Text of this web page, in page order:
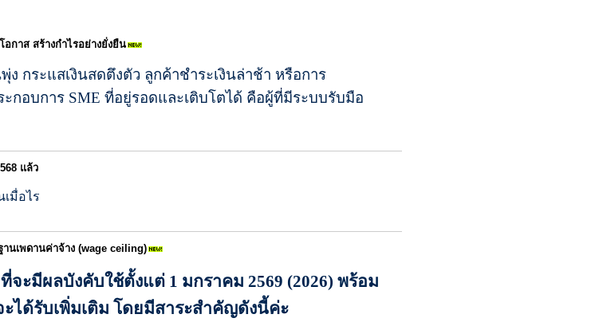
กาส สร้างกำไรอย่างยั่งยืน
กระแสเงินสดตึงตัว ลูกค้าชำระเงินล่าช้า หรือการ
อบการ SME ที่อยู่รอดและเติบโตได้ คือผู้ที่มีระบบรับมือ
แล้ว
มื่อไร
นเพดานค่าจ้าง (wage ceiling)
จะมีผลบังคับใช้ตั้งแต่ 1 มกราคม 2569 (2026) พร้อม
ได้รับเพิ่มเติม โดยมีสาระสำคัญดังนี้ค่ะ